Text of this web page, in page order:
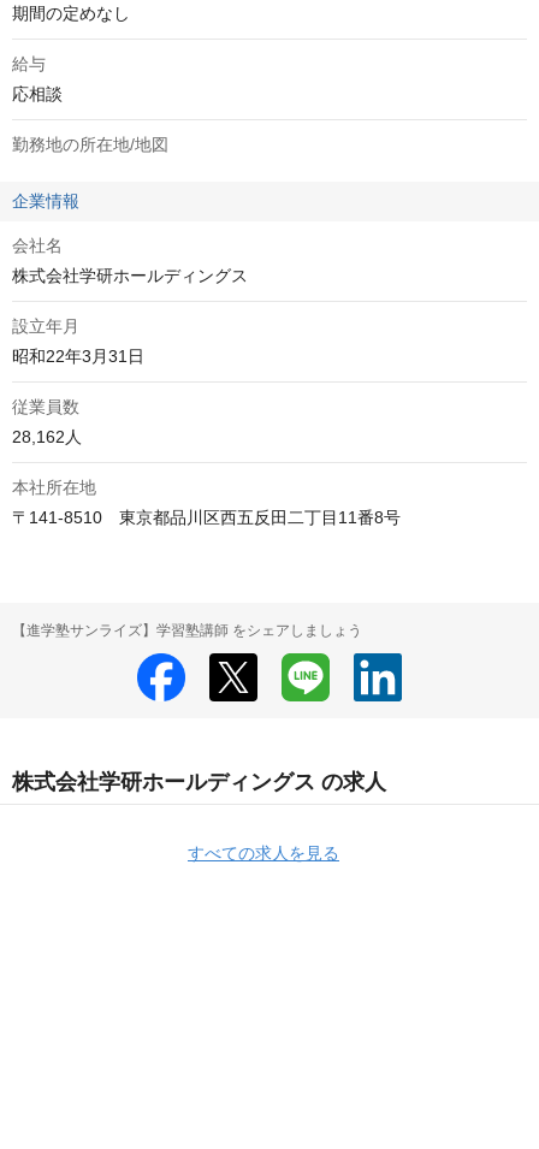
期間の定めなし
給与
応相談
勤務地の所在地/地図
企業情報
会社名
株式会社学研ホールディングス
設立年月
昭和22年3月31日
従業員数
28,162人
本社所在地
〒141-8510　東京都品川区西五反田二丁目11番8号
【進学塾サンライズ】学習塾講師 をシェアしましょう
株式会社学研ホールディングス の求人
すべての求人を見る